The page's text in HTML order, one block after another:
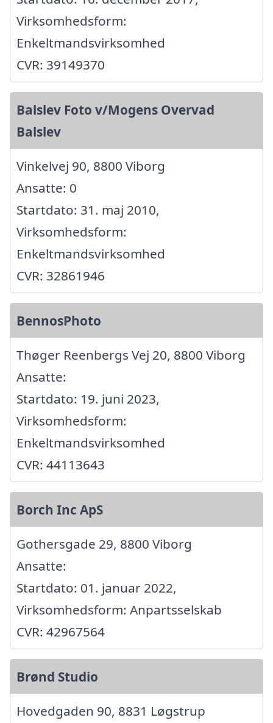
Virksomhedsform:
Enkeltmandsvirksomhed
CVR: 39149370
Balslev Foto v/Mogens Overvad
Balslev
Vinkelvej 90, 8800 Viborg
Ansatte: 0
Startdato: 31. maj 2010,
Virksomhedsform:
Enkeltmandsvirksomhed
CVR: 32861946
BennosPhoto
Thøger Reenbergs Vej 20, 8800 Viborg
Ansatte:
Startdato: 19. juni 2023,
Virksomhedsform:
Enkeltmandsvirksomhed
CVR: 44113643
Borch Inc ApS
Gothersgade 29, 8800 Viborg
Ansatte:
Startdato: 01. januar 2022,
Virksomhedsform: Anpartsselskab
CVR: 42967564
Brønd Studio
Hovedgaden 90, 8831 Løgstrup